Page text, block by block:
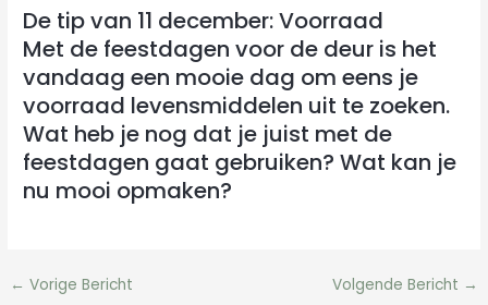
De tip van 11 december: Voorraad
Met de feestdagen voor de deur is het
vandaag een mooie dag om eens je
voorraad levensmiddelen uit te zoeken.
Wat heb je nog dat je juist met de
feestdagen gaat gebruiken? Wat kan je
nu mooi opmaken?
← Vorige Bericht Volgende Bericht →